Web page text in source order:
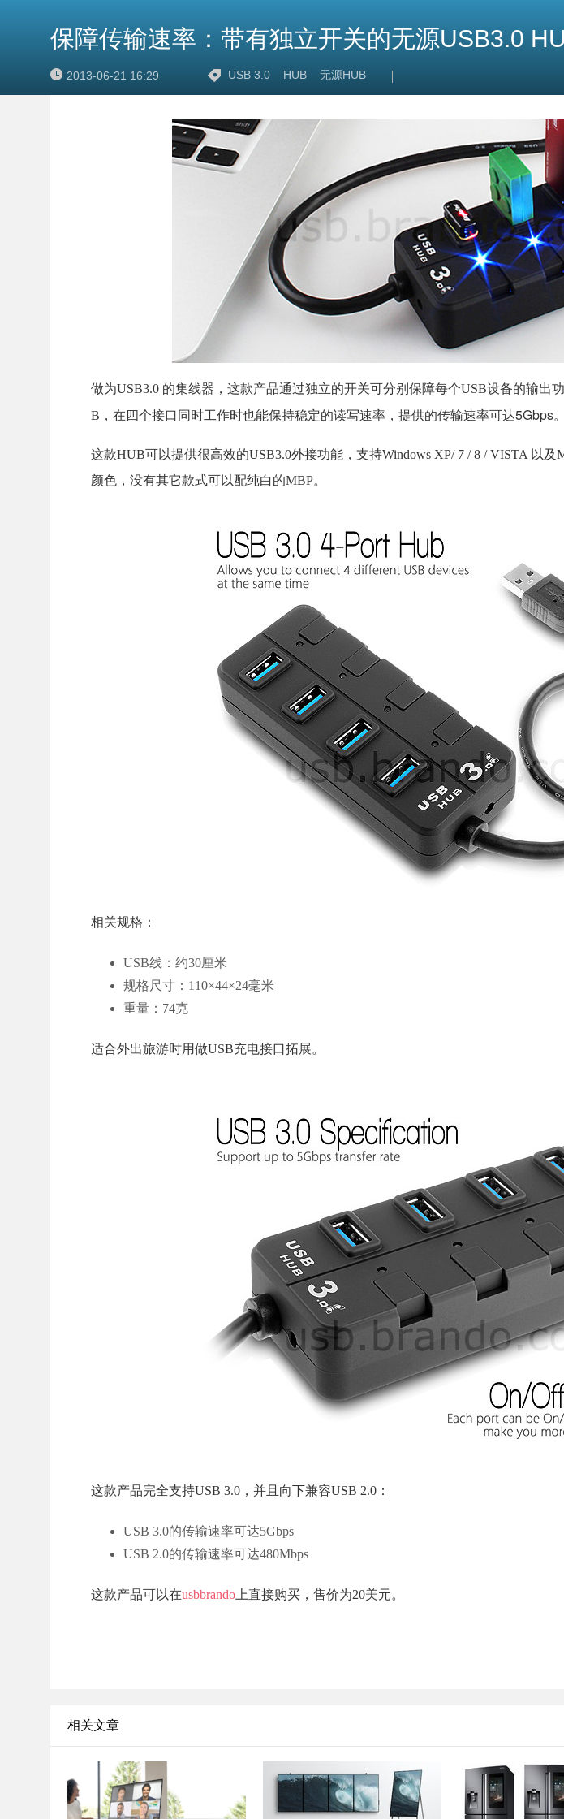
保障传输速率：带有独立开关的无源USB3.0
2013-06-21 16:29 USB 3.0 HUB 无源HUB
做为USB3.0 的集线器，这款产品通过独立的开关可分别保障每个USB设备的输出
B，在四个接口同时工作时也能保持稳定的读写速率， 提供的传输速率可达5Gbps。
这款HUB可以提供很高效的USB3.0外接功能，支持Windows XP/ 7 / 8 / VISTA 以及
颜色，没有其它款式可以配纯白的MBP。
相关规格：
USB线：约30厘米
规格尺寸：110×44×24毫米
重量：74克
适合外出旅游时用做USB充电接口拓展。
这款产品完全支持USB 3.0，并且向下兼容USB 2.0：
USB 3.0的传输速率可达5Gbps
USB 2.0的传输速率可达480Mbps
这款产品可以在usbbrando 上直接购买，售价为20美元。
相关文章